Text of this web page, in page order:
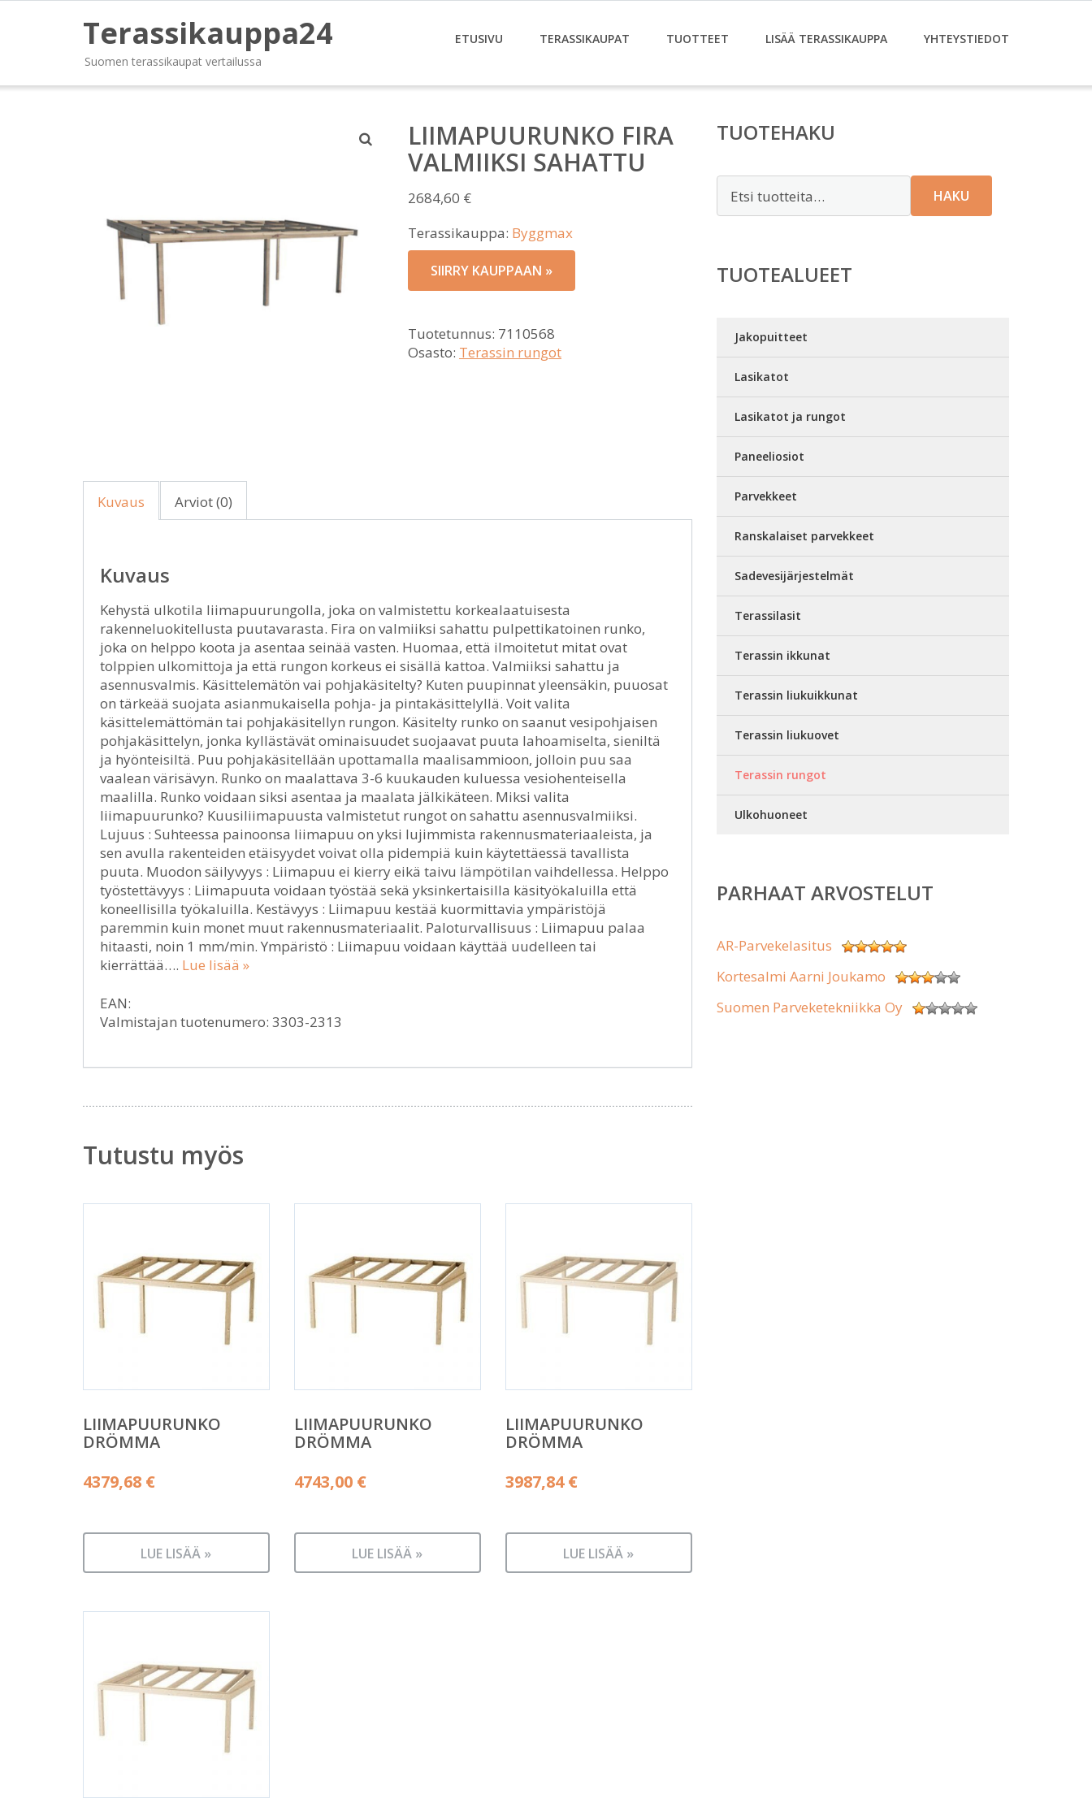
Terassikauppa24
Suomen terassikaupat vertailussa
ETUSIVU TERASSIKAUPAT TUOTTEET LISÄÄ TERASSIKAUPPA YHTEYSTIEDOT
LIIMAPUURUNKO FIRA
VALMIIKSI SAHATTU
2684,60 €
Terassikauppa: Byggmax
SIIRRY KAUPPAAN »
Tuotetunnus: 7110568
Osasto: Terassin rungot
Kuvaus Arviot (0)
Kuvaus
Kehystä ulkotila liimapuurungolla, joka on valmistettu korkealaatuisesta
rakenneluokitellusta puutavarasta. Fira on valmiiksi sahattu pulpettikatoinen runko,
joka on helppo koota ja asentaa seinää vasten. Huomaa, että ilmoitetut mitat ovat
tolppien ulkomittoja ja että rungon korkeus ei sisällä kattoa. Valmiiksi sahattu ja
asennusvalmis. Käsittelemätön vai pohjakäsitelty? Kuten puupinnat yleensäkin, puuosat
on tärkeää suojata asianmukaisella pohja- ja pintakäsittelyllä. Voit valita
käsittelemättömän tai pohjakäsitellyn rungon. Käsitelty runko on saanut vesipohjaisen
pohjakäsittelyn, jonka kyllästävät ominaisuudet suojaavat puuta lahoamiselta, sieniltä
ja hyönteisiltä. Puu pohjakäsitellään upottamalla maalisammioon, jolloin puu saa
vaalean värisävyn. Runko on maalattava 3-6 kuukauden kuluessa vesiohenteisella
maalilla. Runko voidaan siksi asentaa ja maalata jälkikäteen. Miksi valita
liimapuurunko? Kuusiliimapuusta valmistetut rungot on sahattu asennusvalmiiksi.
Lujuus : Suhteessa painoonsa liimapuu on yksi lujimmista rakennusmateriaaleista, ja
sen avulla rakenteiden etäisyydet voivat olla pidempiä kuin käytettäessä tavallista
puuta. Muodon säilyvyys : Liimapuu ei kierry eikä taivu lämpötilan vaihdellessa. Helppo
työstettävyys : Liimapuuta voidaan työstää sekä yksinkertaisilla käsityökaluilla että
koneellisilla työkaluilla. Kestävyys : Liimapuu kestää kuormittavia ympäristöjä
paremmin kuin monet muut rakennusmateriaalit. Paloturvallisuus : Liimapuu palaa
hitaasti, noin 1 mm/min. Ympäristö : Liimapuu voidaan käyttää uudelleen tai
kierrättää…. Lue lisää »
EAN:
Valmistajan tuotenumero: 3303-2313
Tutustu myös
LIIMAPUURUNKO
DRÖMMA
4379,68 €
LUE LISÄÄ »
LIIMAPUURUNKO
DRÖMMA
4743,00 €
LUE LISÄÄ »
LIIMAPUURUNKO
DRÖMMA
3987,84€
LUE LISÄÄ »
TUOTEHAKU
HAKU
TUOTEALUEET
Jakopuitteet
Lasikatot
Lasikatot ja rungot
Paneeliosiot
Parvekkeet
Ranskalaiset parvekkeet
Sadevesijärjestelmät
Terassilasit
Terassin ikkunat
Terassin liukuikkunat
Terassin liukuovet
Terassin rungot
Ulkohuoneet
PARHAAT ARVOSTELUT
AR-Parvekelasitus
Kortesalmi Aarni Joukamo
Suomen Parveketekniikka Oy